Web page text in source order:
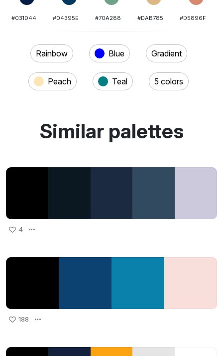
#031D44 #04395E #70A288 #DAB785 #D5896F
Rainbow Blue Gradient
Peach Teal 5 colors
Similar palettes
4
188